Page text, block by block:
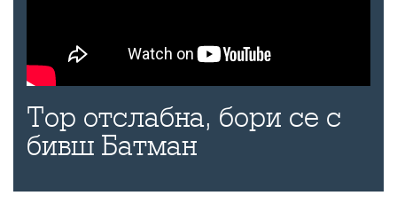
Тор отслабна, бори се с
бивш Батман